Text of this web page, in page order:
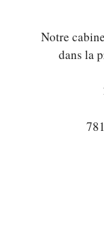
Notre
dans la